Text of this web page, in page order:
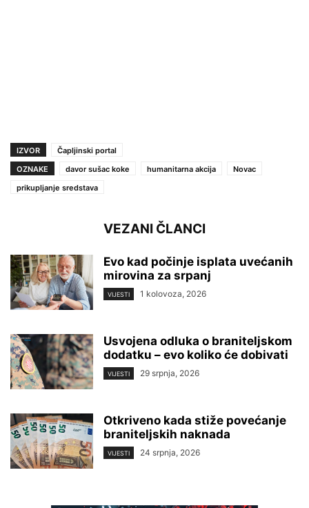
IZVOR
Čapljinski portal
OZNAKE
davor sušac koke humanitarna akcija
Novac
prikupljanje sredstava
VEZANI ČLANCI
Evo kad počinje isplata uvećanih
mirovina za srpanj
VIJESTI 1 kolovoza, 2026
Usvojena odluka o braniteljskom
dodatku – evo koliko će dobivati
VIJESTI 29 srpnja, 2026
Otkriveno kada stiže povećanje
braniteljskih naknada
VIJESTI 24 srpnja, 2026